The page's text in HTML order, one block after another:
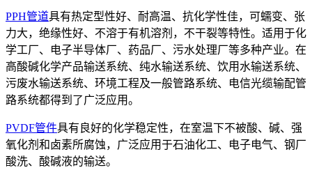
PPH管道具有热定型性好、耐高温、抗化学性佳，可蠕变、张
力大，绝缘性好、不溶于有机溶剂，不干裂等特性。适用于化
学工厂、电子半导体厂、药品厂、污水处理厂等多种产业。在
高酸碱化学产品输送系统、纯水输送系统、饮用水输送系统、
污废水输送系统、环境工程及一般管路系统、电信光缆输配管
路系统都得到了广泛应用。
PVDF管件具有良好的化学稳定性，在室温下不被酸、碱、强
氧化剂和卤素所腐蚀，广泛应用于石油化工、电子电气、钢厂
酸洗、酸碱液的输送。